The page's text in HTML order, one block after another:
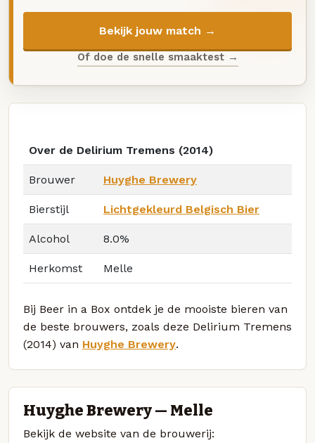
Bekijk jouw match →
Of doe de snelle smaaktest →
Over de Delirium Tremens (2014)
Brouwer Huyghe Brewery
Bierstijl Lichtgekleurd Belgisch Bier
Alcohol 8.0%
Herkomst Melle
Bij Beer in a Box ontdek je de mooiste bieren van
de beste brouwers, zoals deze Delirium Tremens
(2014) van Huyghe Brewery.
Huyghe Brewery — Melle
Bekijk de website van de brouwerij: